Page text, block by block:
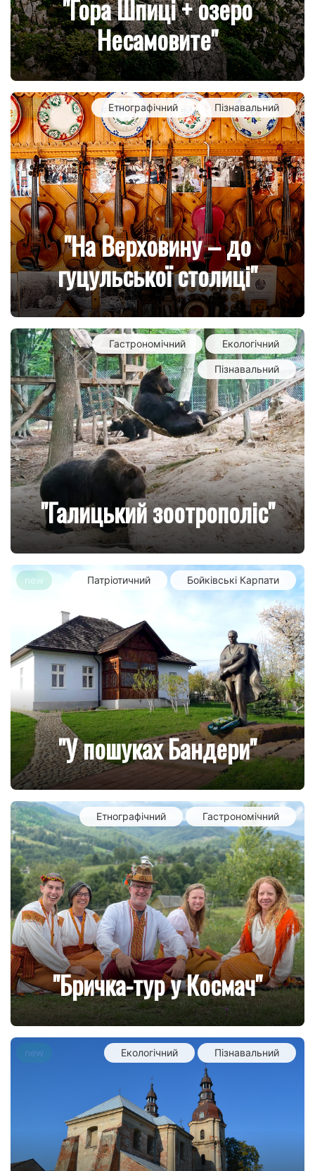
"Гора Шпиці + озеро
Несамовите"
new Етнографічний Пізнавальний
"На Верховину – до
гуцульської столиці"
new Гастрономічний Екологічний
Пізнавальний
"Галицький зоотрополіс"
new Патріотичний Бойківські Карпати
"У пошуках Бандери"
new Етнографічний Гастрономічний
"Бричка-тур у Космач"
new Екологічний Пізнавальний